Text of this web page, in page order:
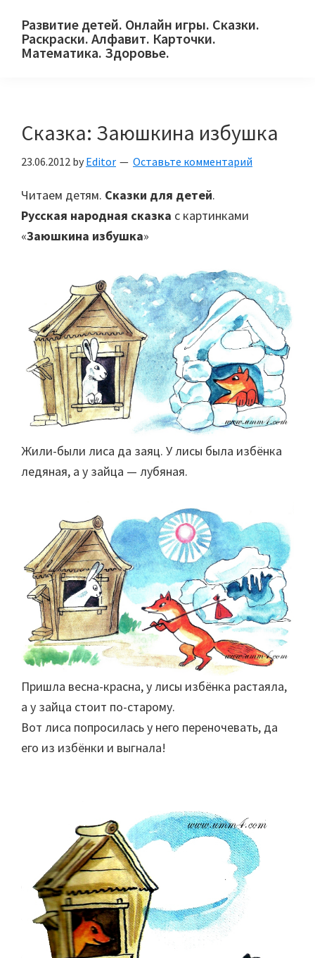
primary
main
primary
Развитие детей. Онлайн игры. Сказки.
Раскраски. Алфавит. Карточки.
Математика. Здоровье.
и
родителей.
Сказка: Заюшкина избушка
23.06.2012 by Editor Оставьте комментарий
Читаем детям. Сказки для детей.
Русская народная сказка с картинками
«Заюшкина избушка»
Жили-были лиса да заяц. У лисы была избёнка
ледяная, а у зайца — лубяная.
Пришла весна-красна, у лисы избёнка растаяла,
а у зайца стоит по-старому.
Вот лиса попросилась у него переночевать, да
его из избёнки и выгнала!